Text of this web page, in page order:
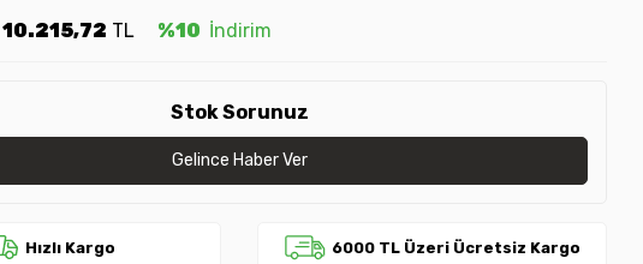
10.215,72 TL %10 İndirim
Stok Sorunuz
Gelince Haber Ver
Hızlı Kargo 6000 TL Üzeri Ücretsiz Kargo